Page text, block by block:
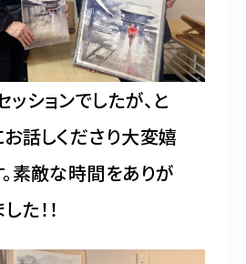
ションでしたが、と
お話しくださり大変嬉
素敵な時間をありが
た！！